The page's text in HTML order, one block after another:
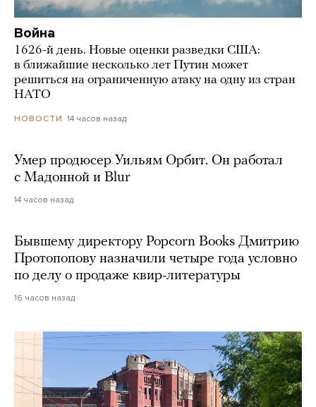
Война
1626-й день. Новые оценки разведки США:
в ближайшие несколько лет Путин может
решиться на ограниченную атаку на одну из стран
НАТО
НОВОСТИ 14 часов назад
Умер продюсер Уильям Орбит. Он работал
с Мадонной и Blur
14 часов назад
Бывшему директору Popcorn Books Дмитрию
Протопопову назначили четыре года условно
по делу о продаже квир-литературы
16 часов назад